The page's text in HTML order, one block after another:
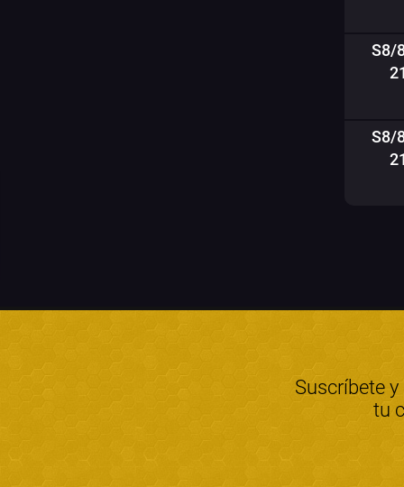
S8/
S8/
Suscríbete
tu